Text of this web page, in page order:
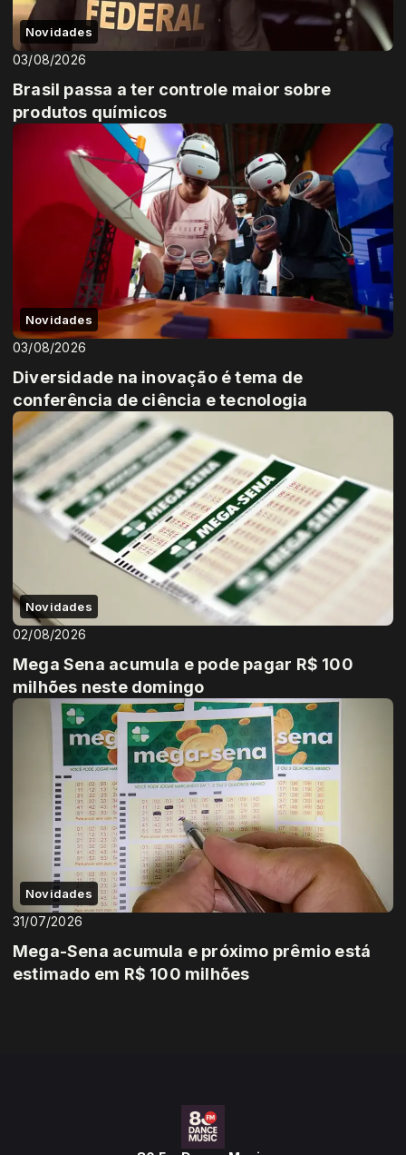
Novidades
03/08/2026
Brasil passa a ter controle maior sobre
produtos químicos
Novidades
03/08/2026
Diversidade na inovação é tema de
conferência de ciência e tecnologia
Novidades
02/08/2026
Mega Sena acumula e pode pagar R$ 100
milhões neste domingo
Novidades
31/07/2026
Mega-Sena acumula e próximo prêmio está
estimado em R$ 100 milhões